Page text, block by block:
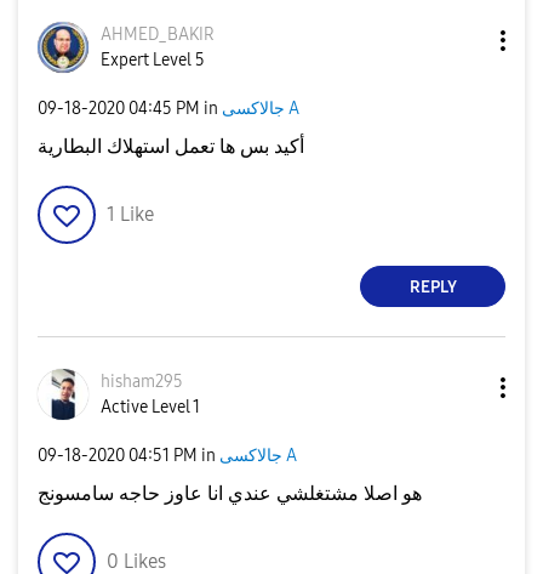
AHMED_BAKIR
Expert Level 5
‎09-18-2020 04:45 PM in جالاكسى A
أكيد بس ها تعمل استهلاك البطارية
1 Like
REPLY
hisham295
Active Level 1
‎09-18-2020 04:51 PM in جالاكسى A
هو اصلا مشتغلشي عندي انا عاوز حاجه سامسونج
0 Likes